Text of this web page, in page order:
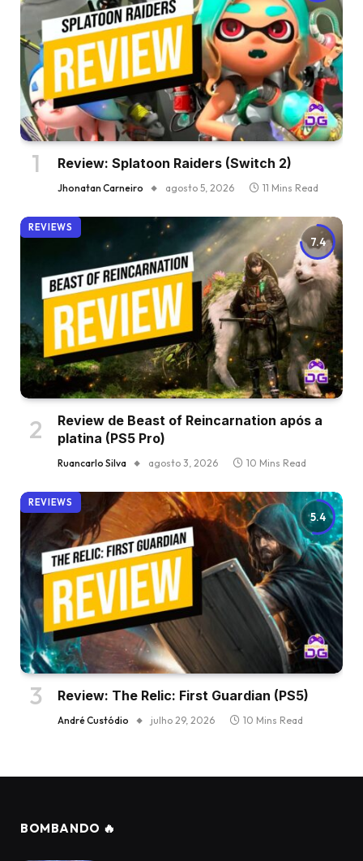
Review: Splatoon Raiders (Switch 2)
Jhonatan Carneiro agosto 5, 2026 11 Mins Read
7.4
REVIEWS
Review de Beast of Reincarnation após a
platina (PS5 Pro)
Ruancarlo Silva agosto 3, 2026 10 Mins Read
5.4
REVIEWS
Review: The Relic: First Guardian (PS5)
André Custódio julho 29, 2026 10 Mins Read
BOMBANDO 🔥